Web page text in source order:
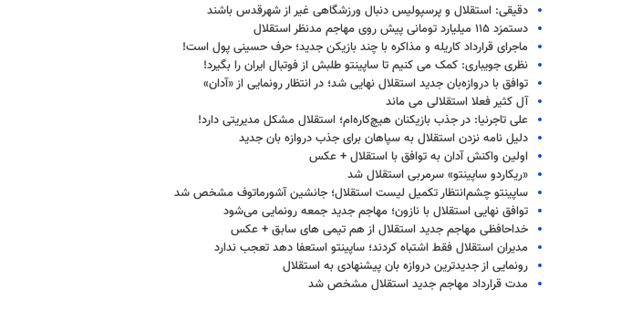
دقیقی: استقلال و پرسپولیس دنبال ورزشگاهی غیر از شهرقدس باشند
دستمزد ۱۱۵ میلیارد تومانی پیش روی مهاجم مدنظر استقلال
ماجرای قرارداد کاریله و مذاکره با چند بازیکن جدید؛ حرف حسینی پول است!
نظری جویباری: کمک می کنیم تا ساپینتو طلبش از فوتبال ایران را بگیرد!
توافق با دروازه‌بان جدید استقلال نهایی شد؛ در انتظار رونمایی از «آدان»
آل کثیر فعلا استقلالی می ماند
علی تاجرنیا: در جذب بازیکنان هیچ‌کاره‌ام؛ استقلال مشکل مدیریتی دارد!
دلیل نامه نزدن استقلال به سپاهان برای جذب دروازه بان جدید
اولین واکنش آدان به توافق با استقلال + عکس
«ریکاردو ساپینتو» سرمربی استقلال شد
ساپینتو چشم‌انتظار تکمیل لیست استقلال؛ جانشین آشورماتوف مشخص شد
توافق نهایی استقلال با نازون؛ مهاجم جدید جمعه رونمایی می‌شود
خداحافظی مهاجم جدید استقلال از هم تیمی های سابق + عکس
مدیران استقلال فقط اشتباه کردند؛ ساپینتو استعفا دهد تعجب ندارد
رونمایی از جدیدترین دروازه بان پیشنهادی به استقلال
مدت قرارداد مهاجم جدید استقلال مشخص شد
روزنامه‌های ورزشی پنج‌شنبه ۱۵ مرداد ۱۴۰۵ روزنامه‌های اقتصادی پنج‌شنبه ۱۵ مرداد ۱۴۰۵